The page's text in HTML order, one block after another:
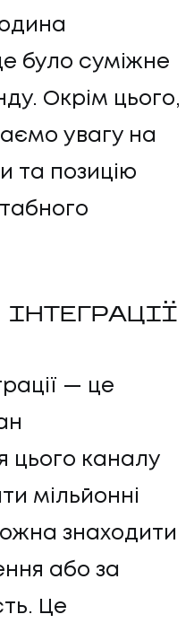
було суміжне
Окрім цього,
увагу на
та позицію
ІНТЕГРАЦІЇ
— це
цього каналу
мільйонні
знаходити
або за
Це